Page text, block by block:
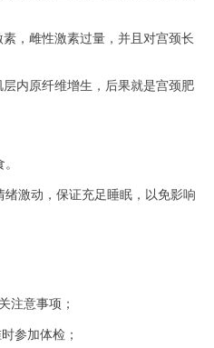
，雌性激素过量，并且对宫颈长
内原纤维增生，后果就是宫颈肥
激动，保证充足睡眠，以免影响
意事项；
参加体检；